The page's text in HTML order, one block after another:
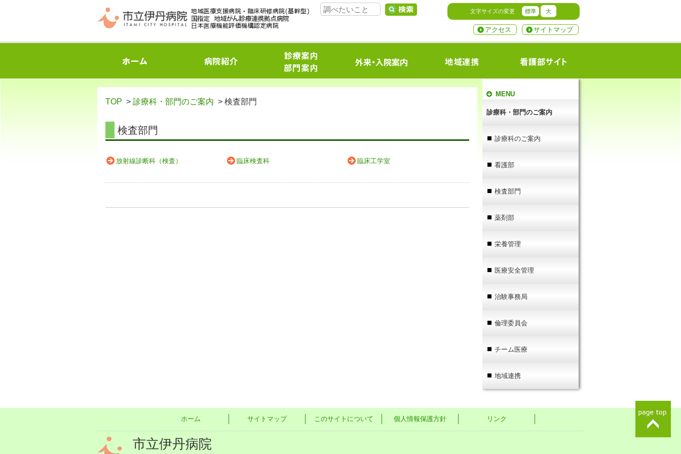
文字サイズの変更 標準 大
サイトマップ
アクセス
TOP > 診療科・部門のご案内 > 検査部門
検査部門
放射線診断科（検査） 臨床検査科 臨床工学室
MENU
診療科・部門のご案内
診療科のご案内
看護部
検査部門
薬剤部
栄養管理
医療安全管理
治験事務局
倫理委員会
チーム医療
地域連携
ホーム サイトマップ このサイトについて 個人情報保護方針 リンク
市立伊丹病院